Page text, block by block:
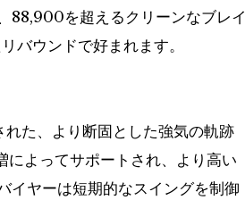
88,900を超えるクリーンなブレイ
バウンドで好まれます。
た、より断固とした強気の軌跡
よってサポートされ、より高い
イヤーは短期的なスイングを制御